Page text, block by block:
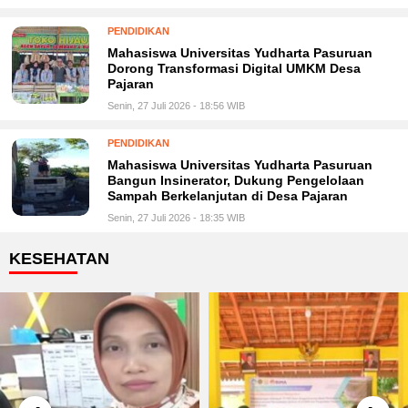
PENDIDIKAN
Mahasiswa Universitas Yudharta Pasuruan
Dorong Transformasi Digital UMKM Desa
Pajaran
Senin, 27 Juli 2026 - 18:56 WIB
PENDIDIKAN
Mahasiswa Universitas Yudharta Pasuruan
Bangun Insinerator, Dukung Pengelolaan
Sampah Berkelanjutan di Desa Pajaran
Senin, 27 Juli 2026 - 18:35 WIB
KESEHATAN